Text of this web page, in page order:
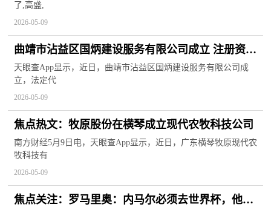
了,高盛,
2026-05-09
曲靖市沾益区国炳建设服务有限公司成立 注册资本
100万人民币 热门看点
天眼查App显示，近日，曲靖市沾益区国炳建设服务有限公司成
立，法定代
2026-05-09
焦点热文：牧原股份在横琴成立现代农牧科技公司
南方财经5月9日电，天眼查App显示，近日，广东横琴牧原现代农
牧科技有
2026-05-09
焦点关注：罗马里奥：内马尔必须去世界杯，他能